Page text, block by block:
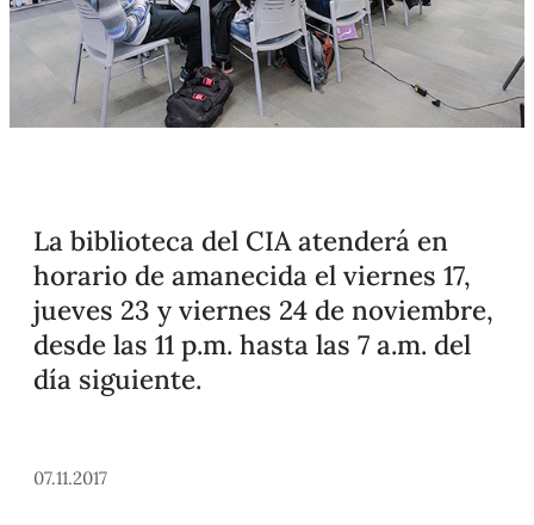
La biblioteca del CIA atenderá en
horario de amanecida el viernes 17,
jueves 23 y viernes 24 de noviembre,
desde las 11 p.m. hasta las 7 a.m. del
día siguiente.
07.11.2017